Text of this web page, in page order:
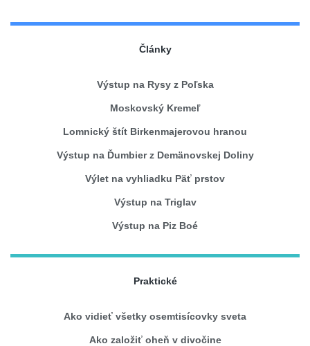
Články
Výstup na Rysy z Poľska
Moskovský Kremeľ
Lomnický štít Birkenmajerovou hranou
Výstup na Ďumbier z Demänovskej Doliny
Výlet na vyhliadku Päť prstov
Výstup na Triglav
Výstup na Piz Boé
Praktické
Ako vidieť všetky osemtisícovky sveta
Ako založiť oheň v divočine